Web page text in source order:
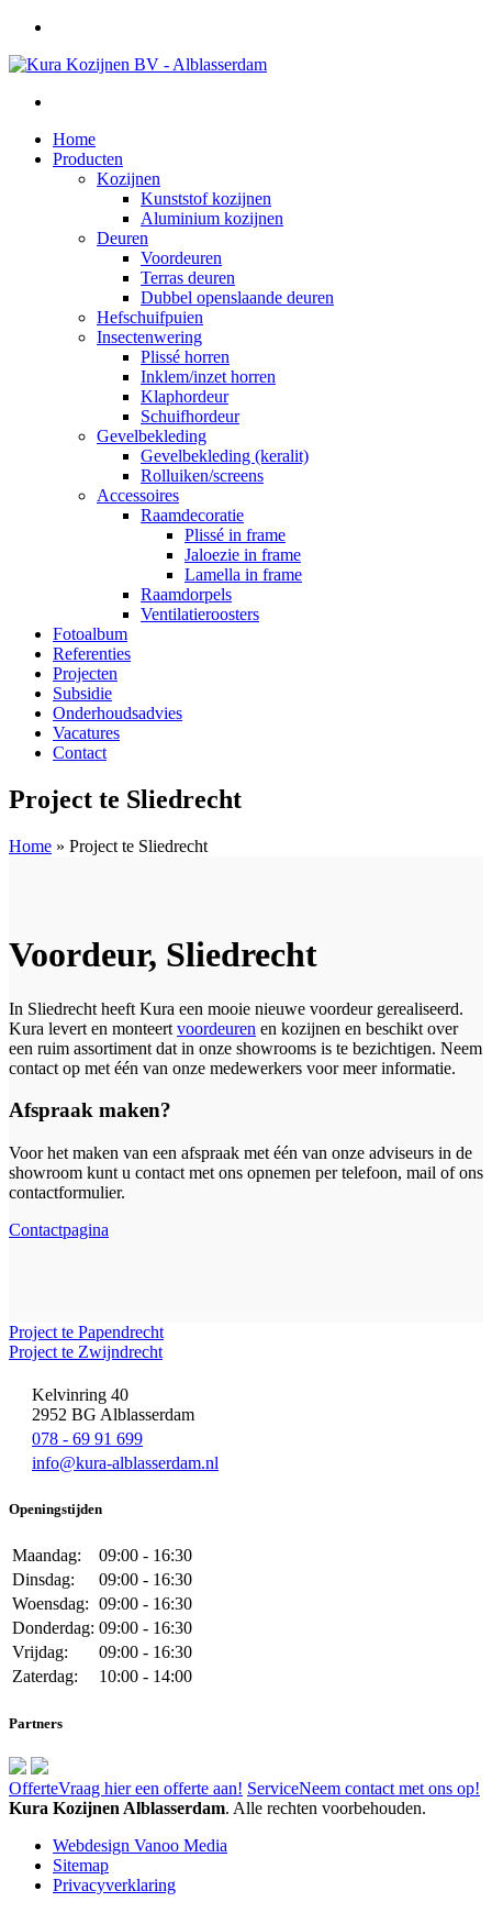
Home
Producten
Kozijnen
Kunststof kozijnen
Aluminium kozijnen
Deuren
Voordeuren
Terras deuren
Dubbel openslaande deuren
Hefschuifpuien
Insectenwering
Plissé horren
Inklem/inzet horren
Klaphordeur
Schuifhordeur
Gevelbekleding
Gevelbekleding (keralit)
Rolluiken/screens
Accessoires
Raamdecoratie
Plissé in frame
Jaloezie in frame
Lamella in frame
Raamdorpels
Ventilatieroosters
Fotoalbum
Referenties
Projecten
Subsidie
Onderhoudsadvies
Vacatures
Contact
Project te Sliedrecht
Home » Project te Sliedrecht
Voordeur, Sliedrecht
In Sliedrecht heeft Kura een mooie nieuwe voordeur gerealiseerd.
Kura levert en monteert voordeuren en kozijnen en beschikt over
een ruim assortiment dat in onze showrooms is te bezichtigen. Neem
contact op met één van onze medewerkers voor meer informatie.
Afspraak maken?
Voor het maken van een afspraak met één van onze adviseurs in de
showroom kunt u contact met ons opnemen per telefoon, mail of ons
contactformulier.
Contactpagina
Project te Papendrecht
Project te Zwijndrecht
Kelvinring 40
2952 BG Alblasserdam
078 - 69 91 699
info@kura-alblasserdam.nl
Openingstijden
Maandag:
09:00 - 16:30
Dinsdag:
09:00 - 16:30
Woensdag: 09:00 - 16:30
Donderdag: 09:00 - 16:30
Vrijdag:
09:00 - 16:30
Zaterdag:
10:00 - 14:00
Partners
OfferteVraag hier een offerte aan! ServiceNeem contact met ons op!
Kura Kozijnen Alblasserdam. Alle rechten voorbehouden.
Webdesign Vanoo Media
Sitemap
Privacyverklaring